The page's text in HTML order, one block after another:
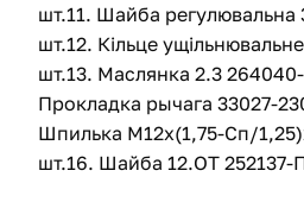
шт.11. Шайба регулювальна
шт.12. Кільце
шт.13. Маслянка 2.3
Прокладка рычага 33027-
Шпилька М12х(1,75-Сп/
шт.16. Шайба 12.ОТ 252137-